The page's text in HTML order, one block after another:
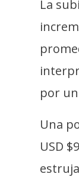
a
o
y
u
b
l
i
c
La
por
Una
USD